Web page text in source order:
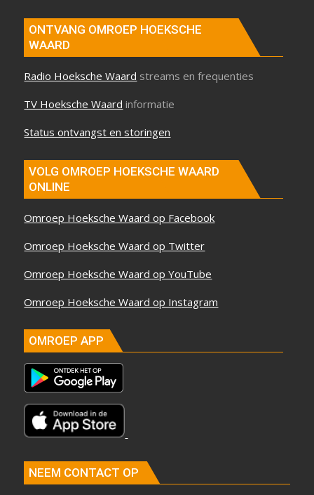
ONTVANG OMROEP HOEKSCHE
WAARD
Radio Hoeksche Waard streams en frequenties
TV Hoeksche Waard informatie
Status ontvangst en storingen
VOLG OMROEP HOEKSCHE WAARD
ONLINE
Omroep Hoeksche Waard op Facebook
Omroep Hoeksche Waard op Twitter
Omroep Hoeksche Waard op YouTube
Omroep Hoeksche Waard op Instagram
OMROEP APP
NEEM CONTACT OP